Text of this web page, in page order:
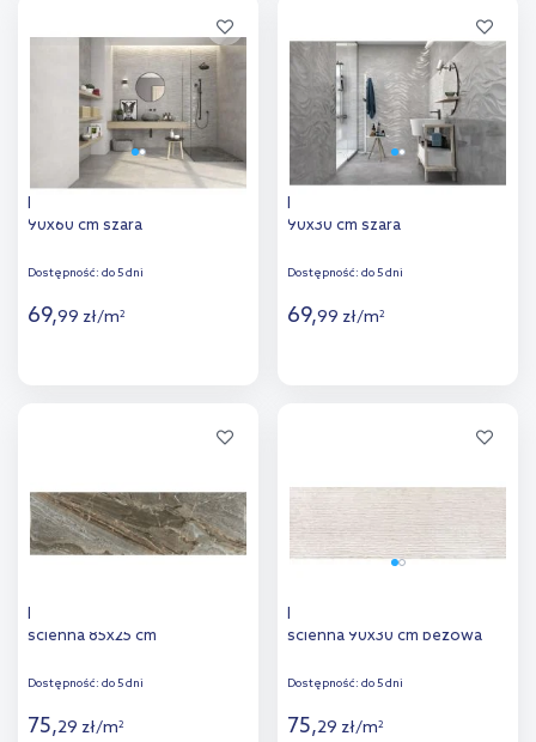
porównania porównania
Halcon Kalos płytka ścienna
90x60 cm szara
Dostępność: do 5 dni
69,99 zł/m2
Halcon Kalos płytka ścienna
90x30 cm szara
Dostępność: do 5 dni
69,99 zł/m2
Euroceramic Reale płytka
ścienna 85x25 cm
Dostępność: do 5 dni
75,29 zł/m2
Euroceramic Ozone płytka
ścienna 90x30 cm beżowa
Dostępność: do 5 dni
75,29 zł/m2